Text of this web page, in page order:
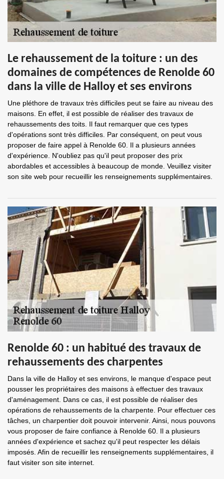
Le rehaussement de la toiture : un des
domaines de compétences de Renolde 60
dans la ville de Halloy et ses environs
Une pléthore de travaux très difficiles peut se faire au niveau des
maisons. En effet, il est possible de réaliser des travaux de
rehaussements des toits. Il faut remarquer que ces types
d'opérations sont très difficiles. Par conséquent, on peut vous
proposer de faire appel à Renolde 60. Il a plusieurs années
d'expérience. N'oubliez pas qu'il peut proposer des prix
abordables et accessibles à beaucoup de monde. Veuillez visiter
son site web pour recueillir les renseignements supplémentaires.
Renolde 60 : un habitué des travaux de
rehaussements des charpentes
Dans la ville de Halloy et ses environs, le manque d'espace peut
pousser les propriétaires des maisons à effectuer des travaux
d'aménagement. Dans ce cas, il est possible de réaliser des
opérations de rehaussements de la charpente. Pour effectuer ces
tâches, un charpentier doit pouvoir intervenir. Ainsi, nous pouvons
vous proposer de faire confiance à Renolde 60. Il a plusieurs
années d'expérience et sachez qu'il peut respecter les délais
imposés. Afin de recueillir les renseignements supplémentaires, il
faut visiter son site internet.